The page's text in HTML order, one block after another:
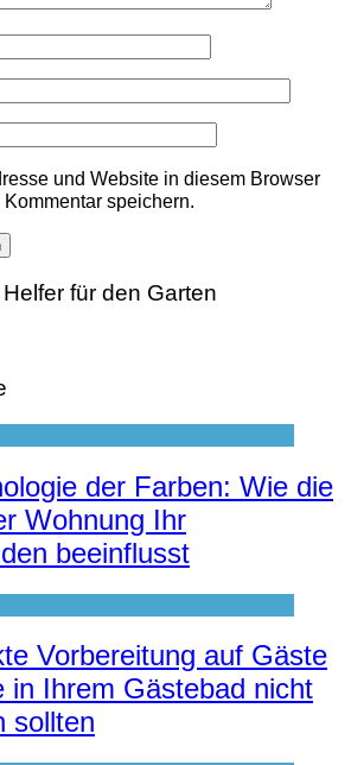
und Website in diesem Browser
speichern.
für den Garten
der Farben: Wie die
Wohnung Ihr
beeinflusst
Vorbereitung auf Gäste
in Ihrem Gästebad nicht
sollten